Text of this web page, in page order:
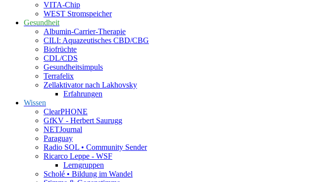
VITA-Chip
WEST Stromspeicher
Gesundheit
Albumin-Carrier-Therapie
CILI: Aquazeutisches CBD/CBG
Biofrüchte
CDL/CDS
Gesundheitsimpuls
Terrafelix
Zellaktivator nach Lakhovsky
Erfahrungen
Wissen
ClearPHONE
GfKV - Herbert Saurugg
NETJournal
Paraguay
Radio SOL • Community Sender
Ricarco Leppe - WSF
Lerngruppen
Scholé • Bildung im Wandel